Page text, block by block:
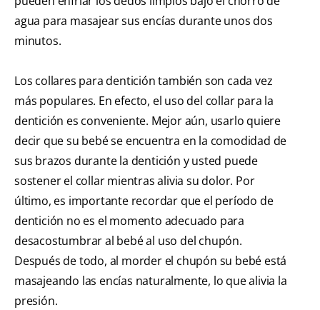
agua para masajear sus encías durante unos dos
minutos.
Los collares para dentición también son cada vez
más populares. En efecto, el uso del collar para la
dentición es conveniente. Mejor aún, usarlo quiere
decir que su bebé se encuentra en la comodidad de
sus brazos durante la dentición y usted puede
sostener el collar mientras alivia su dolor. Por
último, es importante recordar que el período de
dentición no es el momento adecuado para
desacostumbrar al bebé al uso del chupón.
Después de todo, al morder el chupón su bebé está
masajeando las encías naturalmente, lo que alivia la
presión.